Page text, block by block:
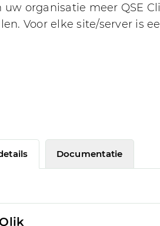
uw organisatie meer QSE
Voor elke site/server is
Documentatie
Qlik